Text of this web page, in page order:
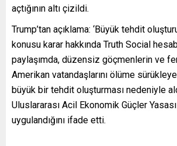
açtığının altı çizildi.
Trump’tan açıklama: ‘Büyük tehdit
konusu karar hakkında Truth Social
paylaşımda, düzensiz göçmenlerin ve
Amerikan vatandaşlarını ölüme
büyük bir tehdit oluşturması nedeniyle
Uluslararası Acil Ekonomik Güçler Yasası
uygulandığını ifade etti.